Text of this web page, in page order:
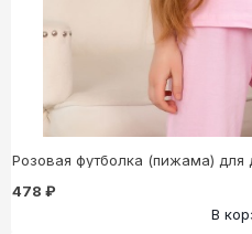
Розовая футболка (пижама) для
478 ₽
В